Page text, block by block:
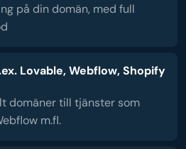
på din domän, med full
Lovable, Webflow, Shopify
domäner till tjänster som
m.fl.